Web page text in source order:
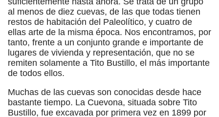
al menos de diez cuevas, de las que todas tienen
restos de habitación del Paleolítico, y cuatro de
ellas arte de la misma época. Nos encontramos, por
tanto, frente a un conjunto grande e importante de
lugares de vivienda y representación, que no se
remiten solamente a Tito Bustillo, el más importante
de todos ellos.
Muchas de las cuevas son conocidas desde hace
bastante tiempo. La Cuevona, situada sobre Tito
Bustillo, fue excavada por primera vez en 1899 por